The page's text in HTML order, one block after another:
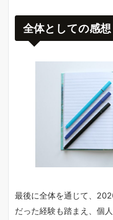
全体としての感想
最後に全体を通じて、
だった経験も踏まえ、個